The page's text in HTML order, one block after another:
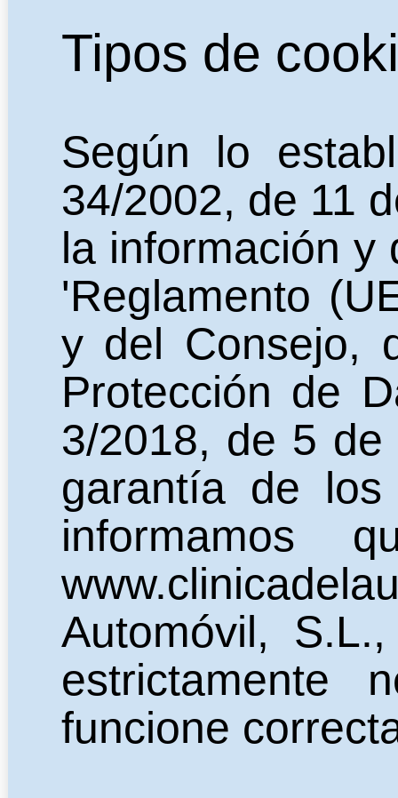
Tipos de
Según lo
34/2002, de 11
la información y
'Reglamento
y del Consejo,
Protección de
3/2018, de 5
garantía de los
informamos
Automóvil, S.L.,
estrictamente
funcione